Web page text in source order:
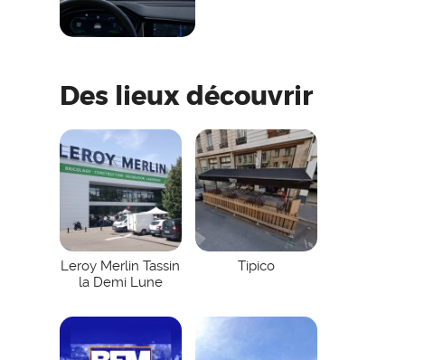
Des lieux découvrir
Leroy Merlin Tassin
la Demi Lune
Tipico